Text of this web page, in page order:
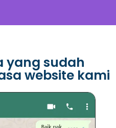
yang sudah
website kami